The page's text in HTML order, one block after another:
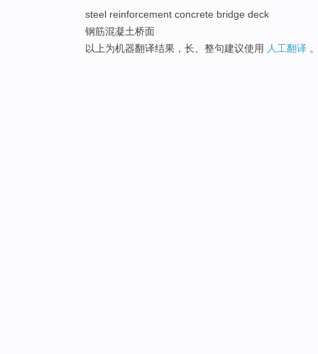
steel reinforcement concrete bridge deck
钢筋混凝土桥面
以上为机器翻译结果，长、整句建议使用 人工翻译